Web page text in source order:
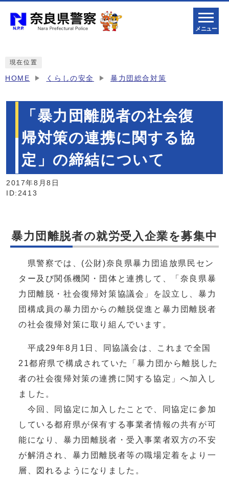
メニュー
現在位置
HOME くらしの安全 暴力団総合対策
「暴力団離脱者の社会復
帰対策の連携に関する協
定」の締結について
2017年8月8日
ID:2413
暴力団離脱者の就労受入企業を募集中
県警察では、(公財)奈良県暴力団追放県民セン
ター及び関係機関・団体と連携して、「奈良県暴
力団離脱・社会復帰対策協議会」を設立し、暴力
団構成員の暴力団からの離脱促進と暴力団離脱者
の社会復帰対策に取り組んでいます。
平成29年8月1日、同協議会は、これまで全国
21都府県で構成されていた「暴力団から離脱した
者の社会復帰対策の連携に関する協定」へ加入し
ました。
今回、同協定に加入したことで、同協定に参加
している都府県が保有する事業者情報の共有が可
能になり、暴力団離脱者・受入事業者双方の不安
が解消され、暴力団離脱者等の職場定着をより一
層、図れるようになりました。